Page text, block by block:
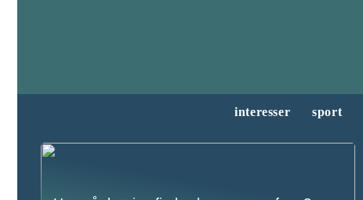
interesser sport